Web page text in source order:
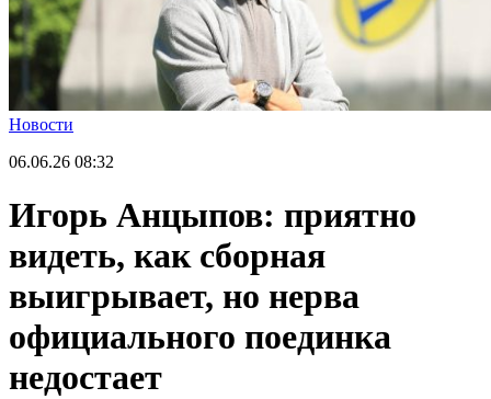
Новости
06.06.26 08:32
Игорь Анцыпов: приятно
видеть, как сборная
выигрывает, но нерва
официального поединка
недостает